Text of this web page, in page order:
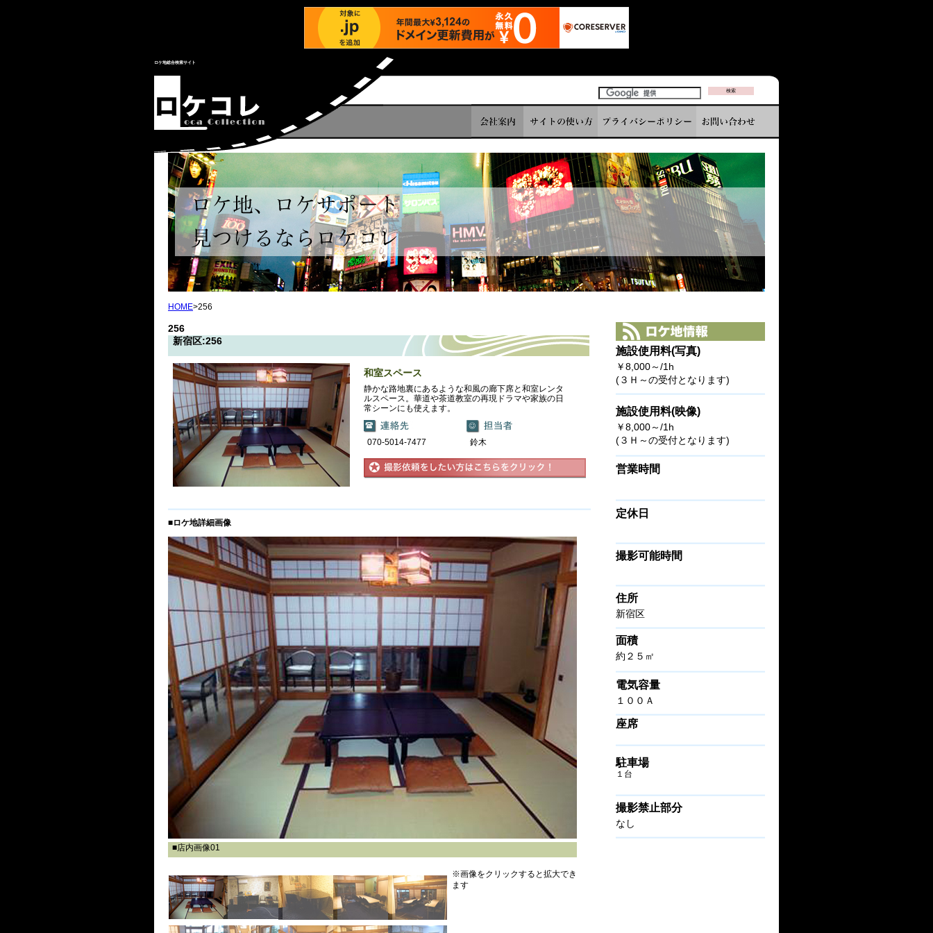
ロケ地総合検索サイト
HOME>256
256
新宿区:256
和室スペース
静かな路地裏にあるような和風の廊下席と和室レンタ
ルスペース。華道や茶道教室の再現ドラマや家族の日
常シーンにも使えます。
070-5014-7477 鈴木
■ロケ地詳細画像
■店内画像01
※画像をクリックすると拡大でき
ます
施設使用料(写真)
￥8,000～/1h
(３Ｈ～の受付となります)
施設使用料(映像)
￥8,000～/1h
(３Ｈ～の受付となります)
営業時間
定休日
撮影可能時間
住所
新宿区
面積
約２５㎡
電気容量
１００Ａ
座席
駐車場
１台
撮影禁止部分
なし